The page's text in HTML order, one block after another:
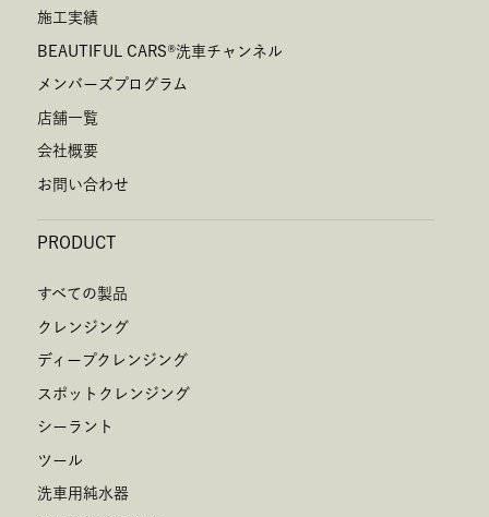
施工実績
BEAUTIFUL CARS®洗車チャンネル
メンバーズプログラム
店舗一覧
会社概要
お問い合わせ
PRODUCT
すべての製品
クレンジング
ディープクレンジング
スポットクレンジング
シーラント
ツール
洗車用純水器